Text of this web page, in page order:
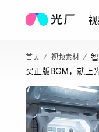
首页 视频素材
买正版BGM，就上